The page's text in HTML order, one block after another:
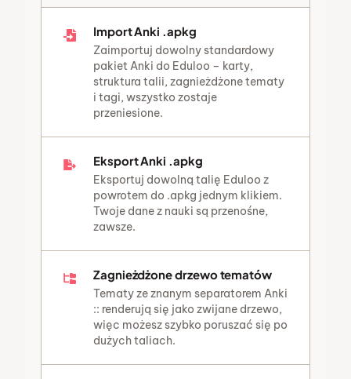
Import Anki .apkg
Zaimportuj dowolny standardowy
pakiet Anki do Eduloo – karty,
struktura talii, zagnieżdżone tematy
i tagi, wszystko zostaje
przeniesione.
Eksport Anki .apkg
Eksportuj dowolną talię Eduloo z
powrotem do .apkg jednym klikiem.
Twoje dane z nauki są przenośne,
zawsze.
Zagnieżdżone drzewo tematów
Tematy ze znanym separatorem Anki
:: renderują się jako zwijane drzewo,
więc możesz szybko poruszać się po
dużych taliach.